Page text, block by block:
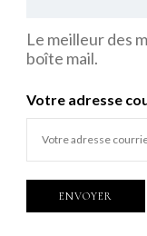
Le meilleur des
boîte mail.
Votre adresse